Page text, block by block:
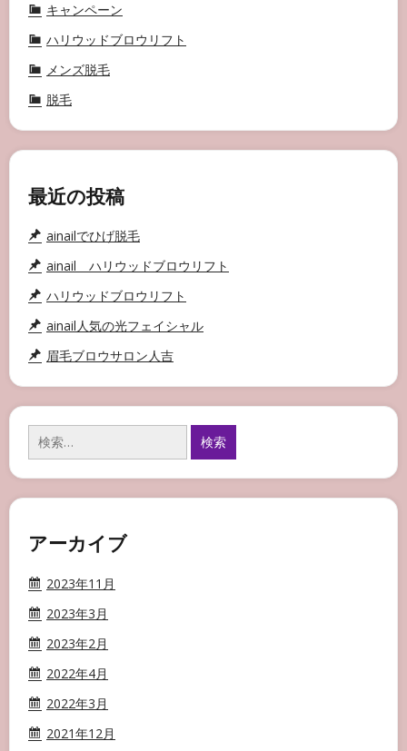
キャンペーン
ハリウッドブロウリフト
メンズ脱毛
脱毛
最近の投稿
ainailでひげ脱毛
ainail ハリウッドブロウリフト
ハリウッドブロウリフト
ainail人気の光フェイシャル
眉毛ブロウサロン人吉
検
索:
アーカイブ
2023年11月
2023年3月
2023年2月
2022年4月
2022年3月
2021年12月